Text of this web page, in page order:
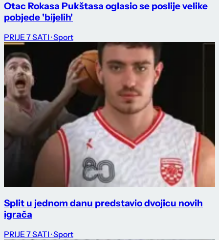
Otac Rokasa Pukštasa oglasio se poslije velike
pobjede 'bijelih'
PRIJE 7 SATI · Sport
Split u jednom danu predstavio dvojicu novih
igrača
PRIJE 7 SATI · Sport